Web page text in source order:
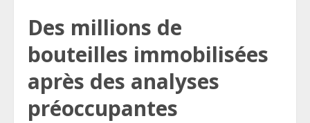
Des millions de
bouteilles immobilisées
après des analyses
préoccupantes